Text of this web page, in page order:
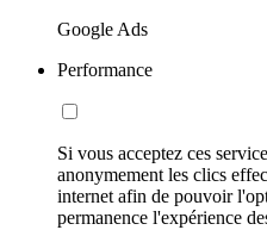
Google Ads
Performance
Si vous acceptez ces
anonymement les clics
internet afin de pouvoir
permanence l'expérience